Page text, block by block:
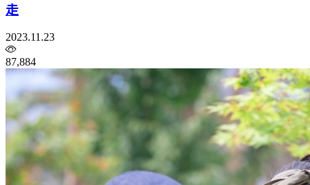
走
2023.11.23
87,884